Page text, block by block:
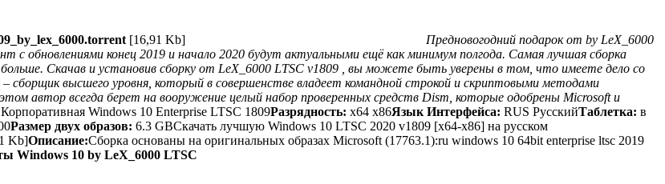
[16,91 Kb]
Предновогодний подарок от by LeX_6000
с обновлениями конец 2019 и начало 2020 будут актуальными ещё как минимум полгода. Самая лучшая сборка
Скачав и установив сборку от LeX_6000 LTSC v1809 , вы можете быть уверены в том, что имеете дело со
сборщик высшего уровня, который в совершенстве владеет командной строкой и скриптовыми методами
автор всегда берет на вооружение целый набор проверенных средств Dism, которые одобрены Microsoft и
Корпоративная Windows 10 Enterprise LTSС 1809Разрядность: x64 x86Язык Интерфейса: RUS РусскийТаблетка: в
Размер двух образов: 6.3 GBСкачать лучшую Windows 10 LTSC 2020 v1809 [x64-x86] на русском
Kb]Описание:Сборка основаны на оригинальных образах Microsoft (17763.1):ru windows 10 64bit enterprise ltsc 2019
Windows 10 by LeX_6000 LTSC